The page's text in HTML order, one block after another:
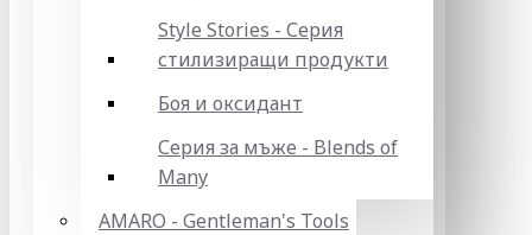
Style Stories - Серия
стилизиращи продукти
Боя и оксидант
Серия за мъже - Blends of
Many
AMARO - Gentleman's Tools